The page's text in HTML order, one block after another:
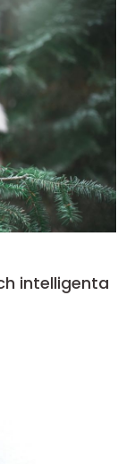
intelligenta